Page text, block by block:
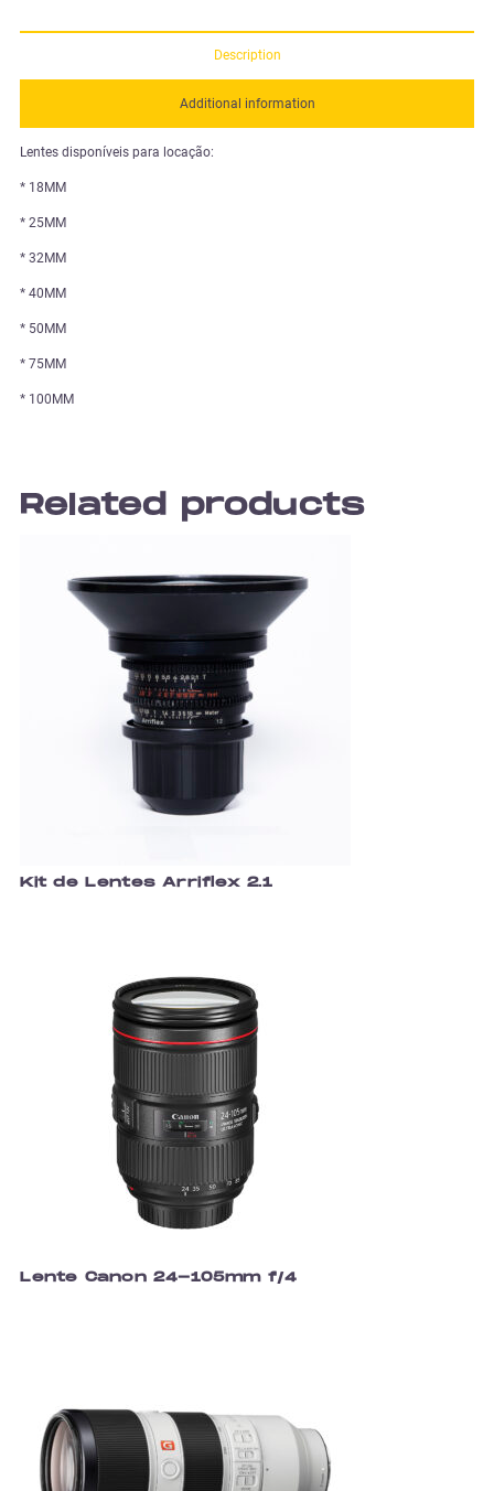
Description
Additional information
Lentes disponíveis para locação:
* 18MM
* 25MM
* 32MM
* 40MM
* 50MM
* 75MM
* 100MM
Related products
Kit de Lentes Arriflex 2.1
Lente Canon 24-105mm f/4